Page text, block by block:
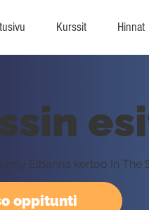
Kurssit Hinnat
oppitunti
Elbanna kertoo In